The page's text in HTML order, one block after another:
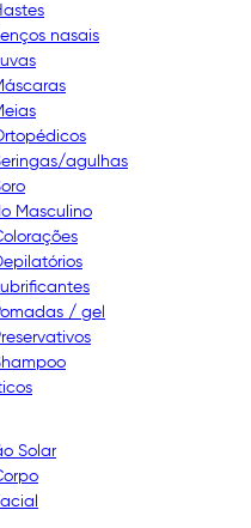
nasais
agulhas
Masculino
/ gel
Solar